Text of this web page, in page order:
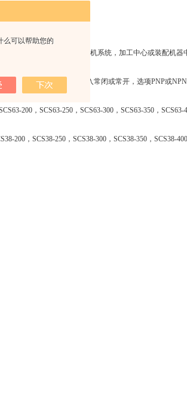
么可以帮助您的
它们可用于龙门架和输送机系统，加工中心或装配机器
指示活塞杆的*伸展。 键入常闭或常开，选项PNP或NPN
200，SCS63-250，SCS63-300，SCS63-350，SCS63-
200，SCS38-250，SCS38-300，SCS38-350，SCS38-